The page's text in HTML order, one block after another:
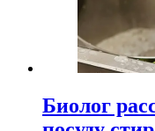
Биолог